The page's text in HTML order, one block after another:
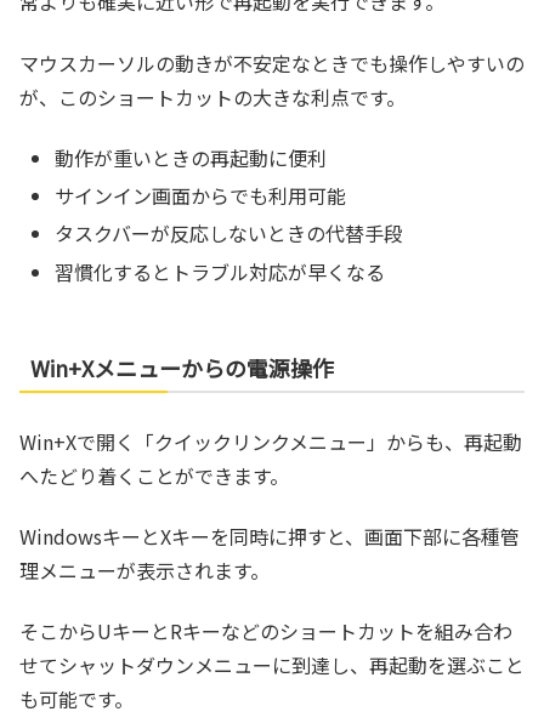
マウスカーソルの動きが不安定なときでも操作しやすいの
が、このショートカットの大きな利点です。
動作が重いときの再起動に便利
サインイン画面からでも利用可能
タスクバーが反応しないときの代替手段
習慣化するとトラブル対応が早くなる
Win+Xメニューからの電源操作
Win+Xで開く「クイックリンクメニュー」からも、再起動
へたどり着くことができます。
WindowsキーとXキーを同時に押すと、画面下部に各種管
理メニューが表示されます。
そこからUキーとRキーなどのショートカットを組み合わ
せてシャットダウンメニューに到達し、再起動を選ぶこと
も可能です。